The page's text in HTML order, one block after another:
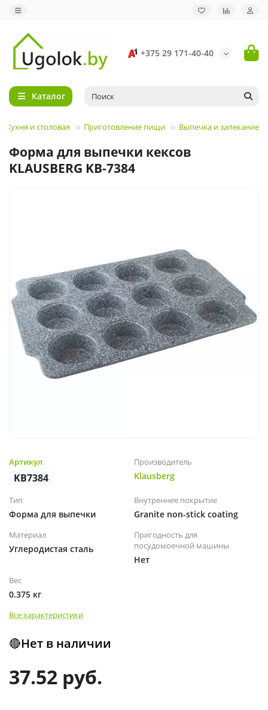
+375 29 171-40-40
Каталог
Кухня и столовая Приготовление пищи Выпечка и запекание
Форма для выпечки кексов
KLAUSBERG KB-7384
Артикул
KB7384
Производитель
Klausberg
Тип
Форма для выпечки
Внутреннее покрытие
Granite non-stick coating
Материал
Углеродистая сталь
Пригодность для
посудомоечной машины
Нет
Вес
0.375 кг
Все характеристики
🔴Нет в наличии
37.52 руб.